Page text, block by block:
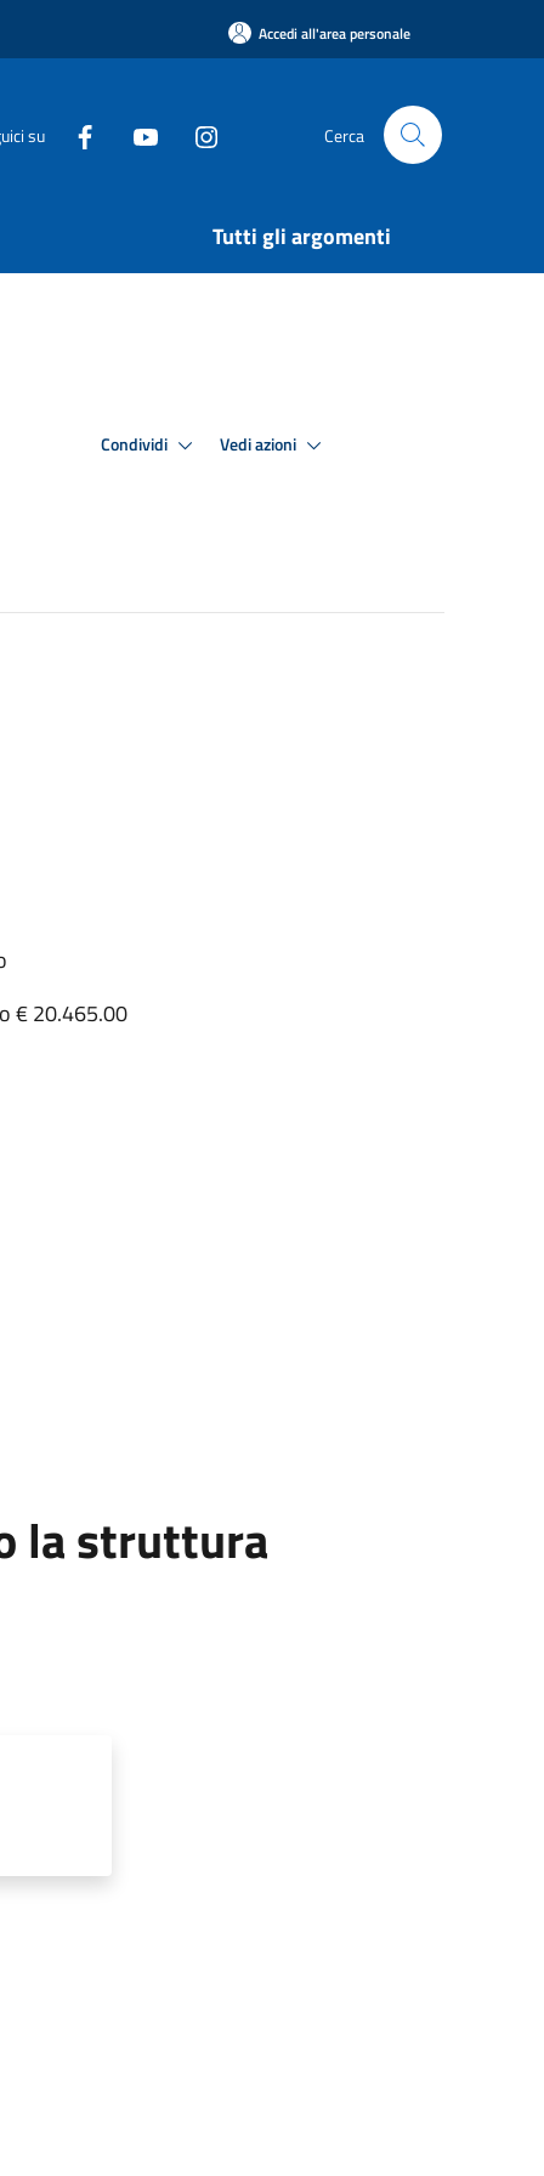
Accedi all'area personale
su Cerca
Tutti gli argomenti
Condividi Vedi azioni
€ 20.465.00
la struttura